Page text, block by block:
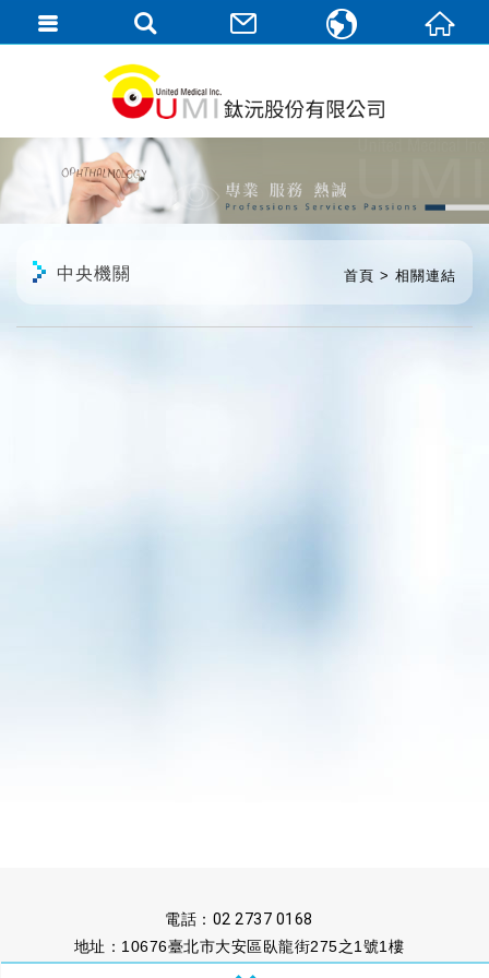
首頁 相關連結
中央機關
電話： 02 2737 0168
地址：10676臺北市大安區臥龍街275之1號1樓
信箱：untaipei@ms13.hinet.net
English